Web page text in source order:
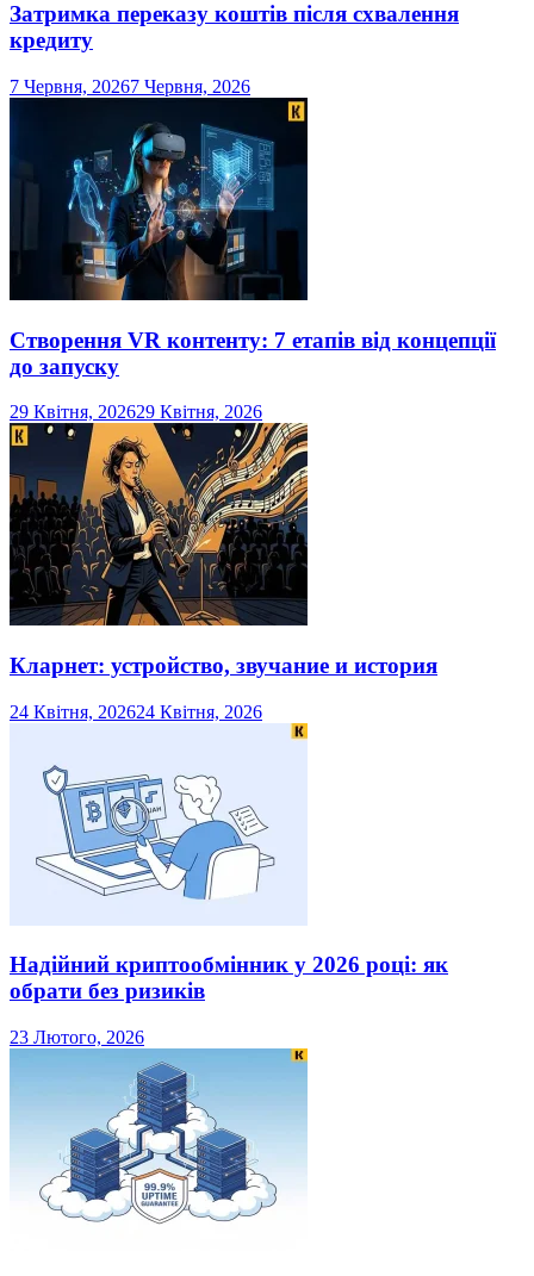
Затримка переказу коштів після схвалення
кредиту
7 Червня, 20267 Червня, 2026
Створення VR контенту: 7 етапів від концепції
до запуску
29 Квітня, 202629 Квітня, 2026
Кларнет: устройство, звучание и история
24 Квітня, 202624 Квітня, 2026
Надійний криптообмінник у 2026 році: як
обрати без ризиків
23 Лютого, 2026